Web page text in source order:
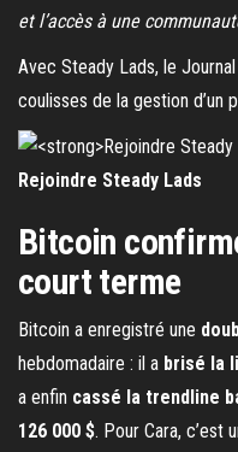
et l’accès à une
Avec Steady Lads, le
coulisses de la gestion
Rejoindre Steady Lads
Bitcoin
court terme
Bitcoin a enregistré une
hebdomadaire : il a brisé la
a enfin cassé la trendline
126 000 $. Pour Cara, c’est